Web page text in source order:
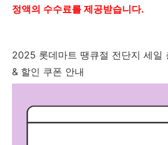
정액의 수수료를 제공받습니다.
2025 롯데마트 땡큐절 전단지 세일
& 할인 쿠폰 안내